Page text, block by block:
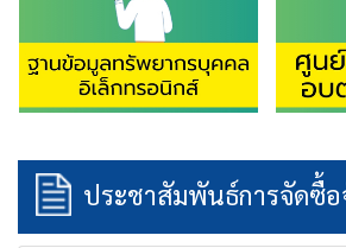
ประชาสัมพันธ์การจัดซื้อ